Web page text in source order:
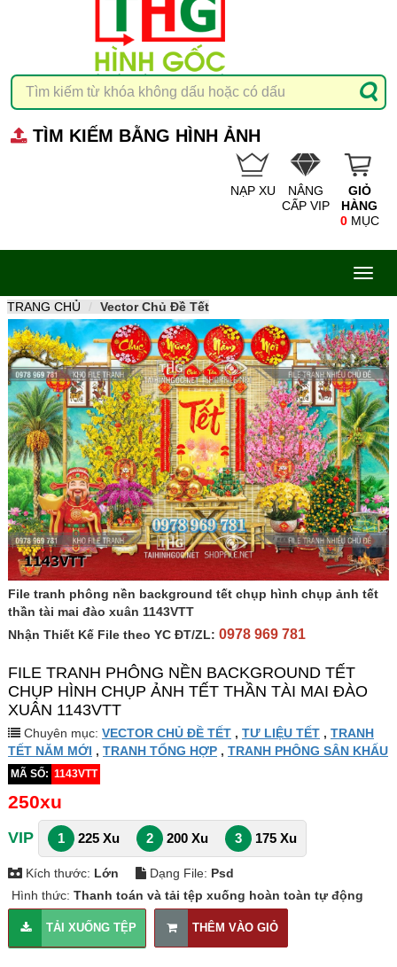
TÌM KIẾM BẰNG HÌNH ẢNH
GIỎ
HÀNG
0MỤC
NÂNG
CẤP VIP
NẠP XU
TRANG CHỦ
Vector Chủ Đề Tết
File tranh phông nền background tết chụp hình chụp ảnh tết
thần tài mai đào xuân 1143VTT
Nhận Thiết Kế File theo YC ĐT/ZL: 0978 969 781
FILE TRANH PHÔNG NỀN BACKGROUND TẾT
CHỤP HÌNH CHỤP ẢNH TẾT THẦN TÀI MAI ĐÀO
XUÂN 1143VTT
Chuyên mục: VECTOR CHỦ ĐỀ TẾT , TƯ LIỆU TẾT , TRANH
TẾT NĂM MỚI , TRANH TỔNG HỢP , TRANH PHÔNG SÂN KHẤU
MÃ SỐ: 1143VTT
250xu
VIP 1 225 Xu 2 200 Xu 3 175 Xu
Kích thước: Lớn Dạng File: Psd
Hình thức: Thanh toán và tải tệp xuống hoàn toàn tự động
TẢI XUỐNG TỆP THÊM VÀO GIỎ